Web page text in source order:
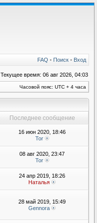
FAQ • Поиск • Вход
Текущее время: 06 авг 2026, 04:03
Часовой пояс: UTC + 4 часа
Последнее сообщение
16 июн 2020, 18:46
Tor
08 авг 2020, 23:47
Tor
24 апр 2019, 18:26
Наталья
28 май 2019, 15:49
Gennora